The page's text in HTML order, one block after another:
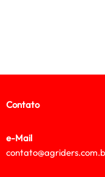
Contato
e-Mail